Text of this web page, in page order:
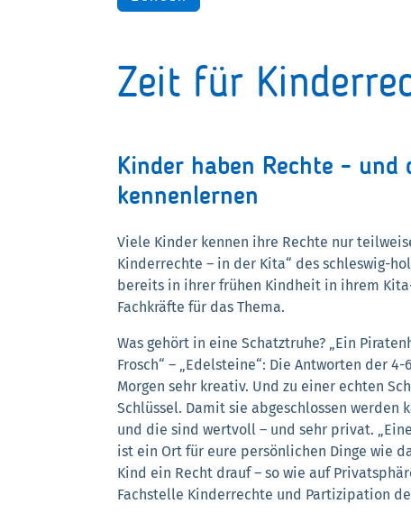
Zeit für
Kinder haben Rechte -
kennenlernen
Viele Kinder kennen ihre Rechte nur
Kinderrechte – in der Kita“ des schleswig-
bereits in ihrer frühen Kindheit in ihrem
Fachkräfte für das Thema.
Was gehört in eine Schatztruhe? „Ein
Frosch“ – „Edelsteine“: Die Antworten der
Morgen sehr kreativ. Und zu einer echten
Schlüssel. Damit sie abgeschlossen
und die sind wertvoll – und sehr privat.
ist ein Ort für eure persönlichen Dinge wie
Kind ein Recht drauf – so wie auf
Fachstelle Kinderrechte und Partizipation